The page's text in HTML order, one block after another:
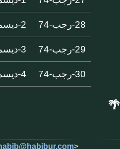
28-رجب-74 2-ديسمبر-693
29-رجب-74 3-ديسمبر-693
30-رجب-74 4-ديسمبر-693
🌴
>